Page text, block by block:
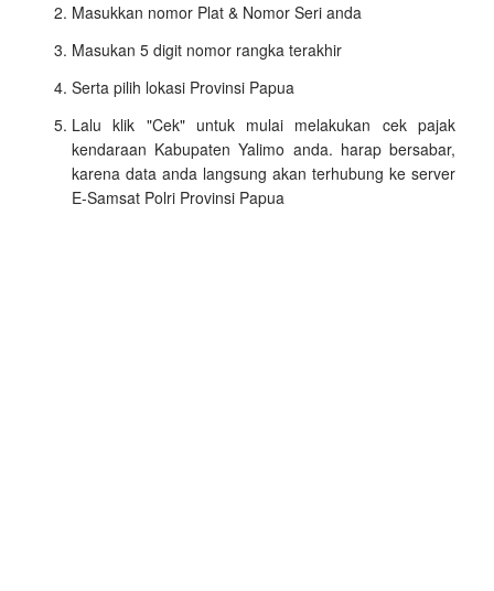
Masukkan nomor Plat & Nomor Seri anda
Masukan 5 digit nomor rangka terakhir
Serta pilih lokasi Provinsi Papua
Lalu klik "Cek" untuk mulai melakukan cek pajak
kendaraan Kabupaten Yalimo anda. harap bersabar,
karena data anda langsung akan terhubung ke server
E-Samsat Polri Provinsi Papua